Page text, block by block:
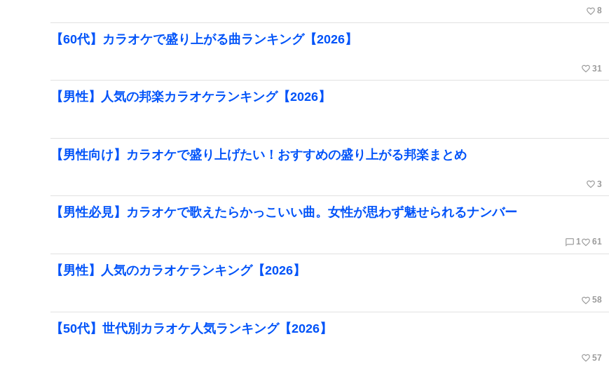
favorite_border 8
【60代】カラオケで盛り上がる曲ランキング【2026】
favorite_border 31
【男性】人気の邦楽カラオケランキング【2026】
【男性向け】カラオケで盛り上げたい！おすすめの盛り上がる邦楽まとめ
favorite_border 3
【男性必見】カラオケで歌えたらかっこいい曲。女性が思わず魅せられるナンバー
chat_bubble_outline 1favorite_border 61
【男性】人気のカラオケランキング【2026】
favorite_border 58
【50代】世代別カラオケ人気ランキング【2026】
favorite_border 57